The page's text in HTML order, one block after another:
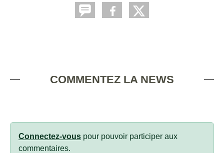
COMMENTEZ LA NEWS
Connectez-vous pour pouvoir participer aux
commentaires.